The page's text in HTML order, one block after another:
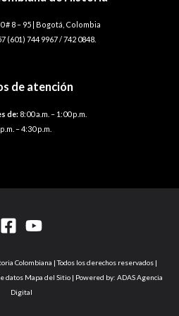
# 8 – 95 | Bogotá, Colombia
(601) 744 9967 / 742 0848.
de atención
de: 8:00 a.m. – 1:00 p.m.
– 4:30 p.m.
Colombiana | Todos los derechos reservados |
datos Mapa del Sitio | Powered by: ADAS Agencia
Digital